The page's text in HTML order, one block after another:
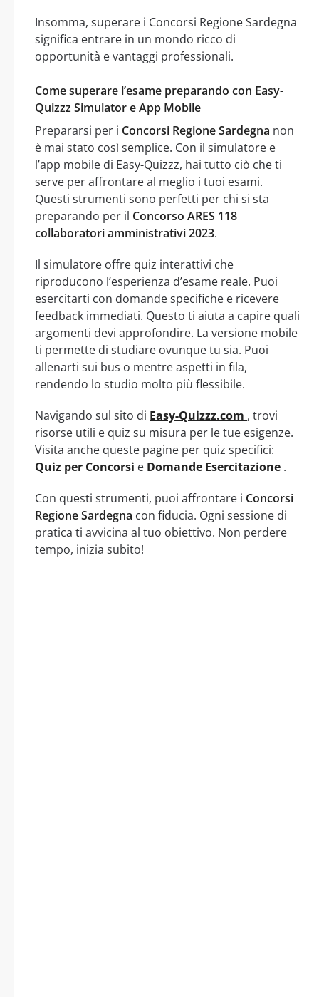
Insomma, superare i Concorsi Regione Sardegna
significa entrare in un mondo ricco di
opportunità e vantaggi professionali.
Come superare l’esame preparando con Easy-
Quizzz Simulator e App Mobile
Prepararsi per i Concorsi Regione Sardegna non
è mai stato così semplice. Con il simulatore e
l’app mobile di Easy-Quizzz, hai tutto ciò che ti
serve per affrontare al meglio i tuoi esami.
Questi strumenti sono perfetti per chi si sta
preparando per il Concorso ARES 118
collaboratori amministrativi 2023.
Il simulatore offre quiz interattivi che
riproducono l’esperienza d’esame reale. Puoi
esercitarti con domande specifiche e ricevere
feedback immediati. Questo ti aiuta a capire quali
argomenti devi approfondire. La versione mobile
ti permette di studiare ovunque tu sia. Puoi
allenarti sui bus o mentre aspetti in fila,
rendendo lo studio molto più flessibile.
Navigando sul sito di Easy-Quizzz.com , trovi
risorse utili e quiz su misura per le tue esigenze.
Visita anche queste pagine per quiz specifici:
Quiz per Concorsi e Domande Esercitazione .
Con questi strumenti, puoi affrontare i Concorsi
Regione Sardegna con fiducia. Ogni sessione di
pratica ti avvicina al tuo obiettivo. Non perdere
tempo, inizia subito!